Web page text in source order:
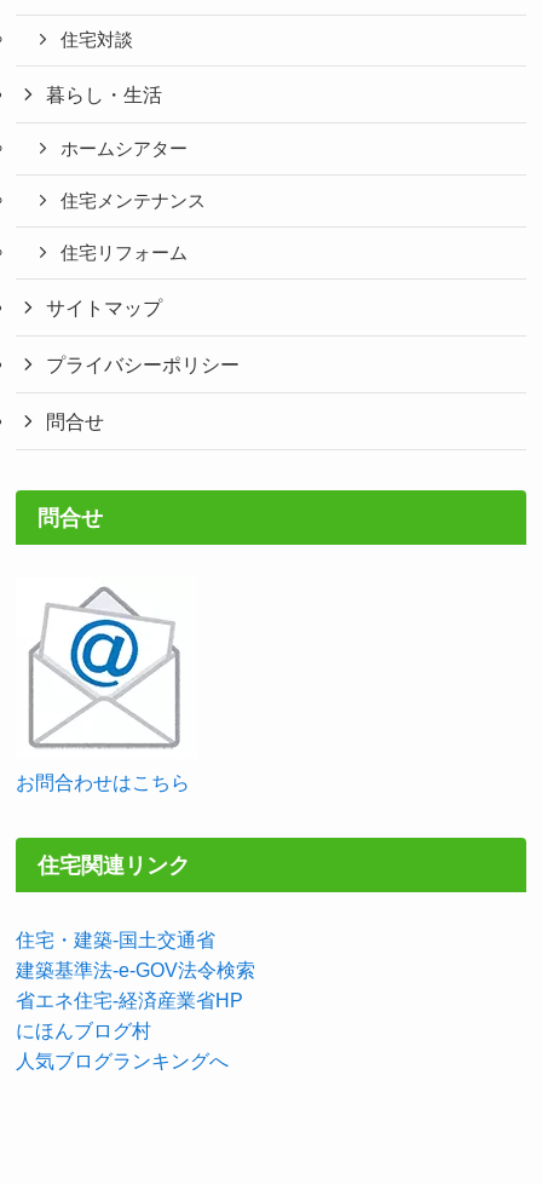
住宅対談
暮らし・生活
ホームシアター
住宅メンテナンス
住宅リフォーム
サイトマップ
プライバシーポリシー
問合せ
問合せ
お問合わせはこちら
住宅関連リンク
住宅・建築-国土交通省
建築基準法-e-GOV法令検索
省エネ住宅-経済産業省HP
にほんブログ村
人気ブログランキングへ